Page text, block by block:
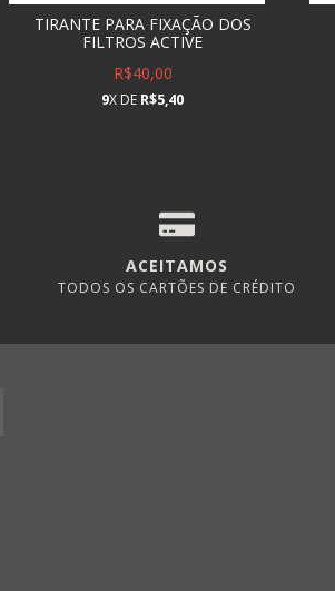
TIRANTE PARA FIXAÇÃO DOS
FILTROS ACTIVE
R$40,00
9X DE R$5,40
ACEITAMOS
TODOS OS CARTÕES DE CRÉDITO